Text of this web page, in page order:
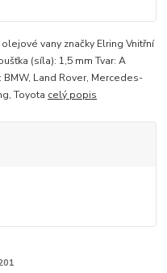
vany značky Elring Vnitřní
(síla): 1,5 mm Tvar: A
BMW, Land Rover, Mercedes-
Toyota celý popis